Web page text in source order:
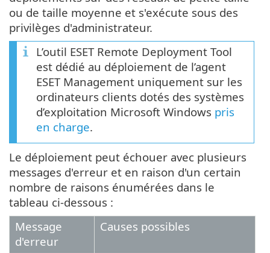
ou de taille moyenne et s'exécute sous des
privilèges d'administrateur.
L’outil ESET Remote Deployment Tool
est dédié au déploiement de l’agent
ESET Management uniquement sur les
ordinateurs clients dotés des systèmes
d’exploitation Microsoft Windows pris
en charge.
Le déploiement peut échouer avec plusieurs
messages d'erreur et en raison d'un certain
nombre de raisons énumérées dans le
tableau ci-dessous :
Message
d'erreur
Causes possibles